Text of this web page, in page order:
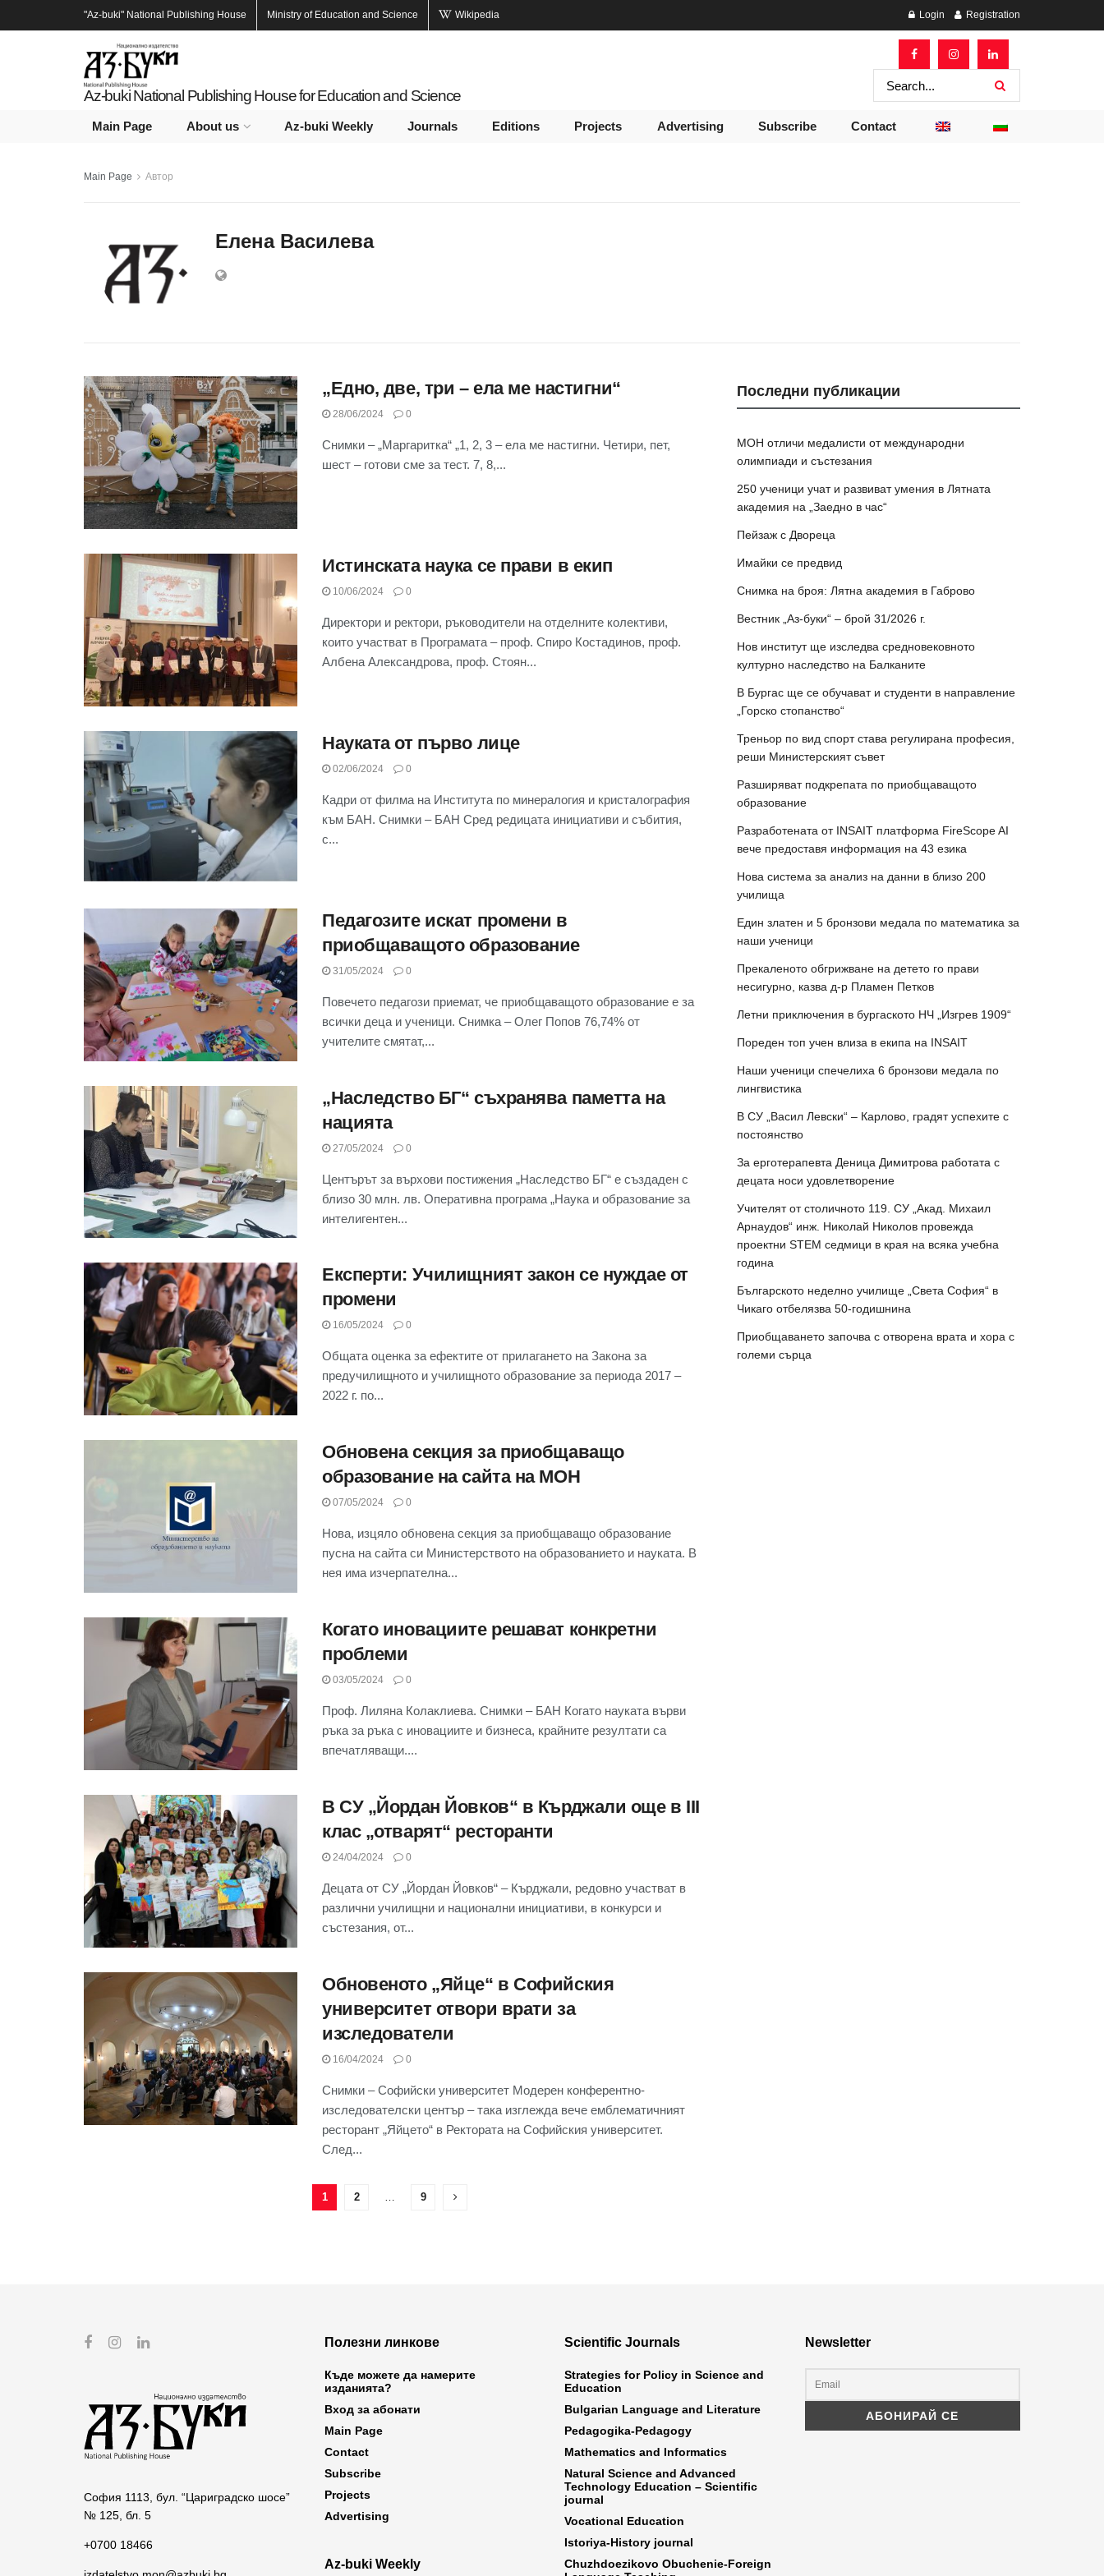
"Az-buki" National Publishing House Ministry of Education and Science Wikipedia Login Registration
Az-buki National Publishing House for Education and Science
Main Page About us Az-buki Weekly Journals Editions Projects Advertising Subscribe Contact
Main Page Автор
Елена Василева
„Едно, две, три – ела ме настигни“
28/06/2024 0
Снимки – „Маргаритка“ „1, 2, 3 – ела ме настигни. Четири, пет,
шест – готови сме за тест. 7, 8,...
Истинската наука се прави в екип
10/06/2024 0
Директори и ректори, ръководители на отделните колективи,
които участват в Програмата – проф. Спиро Костадинов, проф.
Албена Александрова, проф. Стоян...
Науката от първо лице
02/06/2024 0
Кадри от филма на Института по минералогия и кристалография
към БАН. Снимки – БАН Сред редицата инициативи и събития,
с...
Педагозите искат промени в
приобщаващото образование
31/05/2024 0
Повечето педагози приемат, че приобщаващото образование е за
всички деца и ученици. Снимка – Олег Попов 76,74% от
учителите смятат,...
„Наследство БГ“ съхранява паметта на
нацията
27/05/2024 0
Центърът за върхови постижения „Наследство БГ“ е създаден с
близо 30 млн. лв. Оперативна програма „Наука и образование за
интелигентен...
Експерти: Училищният закон се нуждае от
промени
16/05/2024 0
Общата оценка за ефектите от прилагането на Закона за
предучилищното и училищното образование за периода 2017 –
2022 г. по...
Обновена секция за приобщаващо
образование на сайта на МОН
07/05/2024 0
Нова, изцяло обновена секция за приобщаващо образование
пусна на сайта си Министерството на образованието и науката. В
нея има изчерпателна...
Когато иновациите решават конкретни
проблеми
03/05/2024 0
Проф. Лиляна Колаклиева. Снимки – БАН Когато науката върви
ръка за ръка с иновациите и бизнеса, крайните резултати са
впечатляващи....
В СУ „Йордан Йовков“ в Кърджали още в III
клас „отварят“ ресторанти
24/04/2024 0
Децата от СУ „Йордан Йовков“ – Кърджали, редовно участват в
различни училищни и национални инициативи, в конкурси и
състезания, от...
Обновеното „Яйце“ в Софийския
университет отвори врати за
изследователи
16/04/2024 0
Снимки – Софийски университет Модерен конферентно-
изследователски център – така изглежда вече емблематичният
ресторант „Яйцето“ в Ректората на Софийския университет.
След...
1 2 … 9
Последни публикации
МОН отличи медалисти от международни
олимпиади и състезания
250 ученици учат и развиват умения в Лятната
академия на „Заедно в час“
Пейзаж с Двореца
Имайки се предвид
Снимка на броя: Лятна академия в Габрово
Вестник „Аз-буки“ – брой 31/2026 г.
Нов институт ще изследва средновековното
културно наследство на Балканите
В Бургас ще се обучават и студенти в направление
„Горско стопанство“
Треньор по вид спорт става регулирана професия,
реши Министерският съвет
Разширяват подкрепата по приобщаващото
образование
Разработената от INSAIT платформа FireScope AI
вече предоставя информация на 43 езика
Нова система за анализ на данни в близо 200
училища
Един златен и 5 бронзови медала по математика за
наши ученици
Прекаленото обгрижване на детето го прави
несигурно, казва д-р Пламен Петков
Летни приключения в бургаското НЧ „Изгрев 1909“
Пореден топ учен влиза в екипа на INSAIT
Наши ученици спечелиха 6 бронзови медала по
лингвистика
В СУ „Васил Левски“ – Карлово, градят успехите с
постоянство
За ерготерапевта Деница Димитрова работата с
децата носи удовлетворение
Учителят от столичното 119. СУ „Акад. Михаил
Арнаудов“ инж. Николай Николов провежда
проектни STEM седмици в края на всяка учебна
година
Българското неделно училище „Света София“ в
Чикаго отбелязва 50-годишнина
Приобщаването започва с отворена врата и хора с
големи сърца
София 1113, бул. “Цариградско шосе”
№ 125, бл. 5
+0700 18466
Полезни линкове
Къде можете да намерите
изданията?
Вход за абонати
Main Page
Contact
Subscribe
Projects
Advertising
Az-buki Weekly
Scientific Journals
Strategies for Policy in Science and
Education
Bulgarian Language and Literature
Pedagogika-Pedagogy
Mathematics and Informatics
Natural Science and Advanced
Technology Education – Scientific
journal
Vocational Education
Istoriya-History journal
Chuzhdoezikovo Obuchenie-Foreign
Newsletter